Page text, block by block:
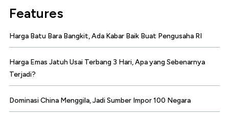
Features
Harga Batu Bara Bangkit, Ada Kabar Baik Buat Pengusaha RI
Harga Emas Jatuh Usai Terbang 3 Hari, Apa yang Sebenarnya
Terjadi?
Dominasi China Menggila, Jadi Sumber Impor 100 Negara